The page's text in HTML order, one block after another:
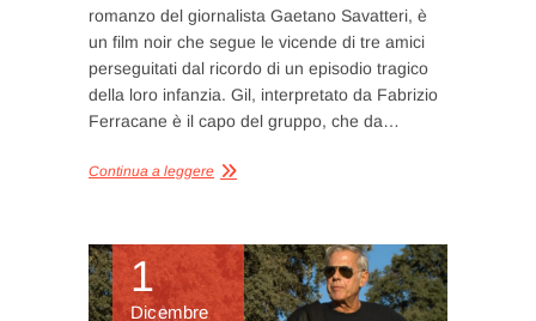
romanzo del giornalista Gaetano Savatteri, è
un film noir che segue le vicende di tre amici
perseguitati dal ricordo di un episodio tragico
della loro infanzia. Gil, interpretato da Fabrizio
Ferracane è il capo del gruppo, che da…
Continua a leggere
1
Dicembre